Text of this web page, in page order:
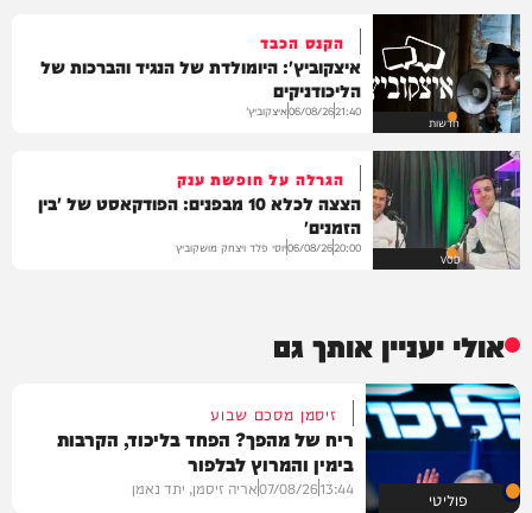
חדשות
הקנס הכבד
איצקוביץ': היומולדת של הנגיד והברכות של
הליכודניקים
21:40
06/08/26איצקוביץ'
VOD
הגרלה על חופשת ענק
הצצה לכלא 10 מבפנים: הפודקאסט של 'בין
הזמנים'
20:00
06/08/26יוסי פלד ויצחק מושקוביץ
אולי יעניין אותך גם
פוליטי
זיסמן מסכם שבוע
ריח של מהפך? הפחד בליכוד, הקרבות
בימין והמרוץ לבלפור
13:44
07/08/26אריה זיסמן, יתד נאמן